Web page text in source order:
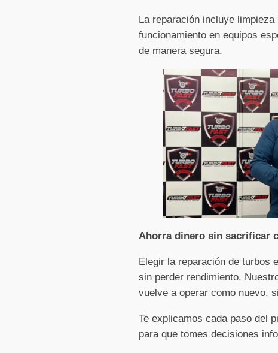
La reparación incluye
funcionamiento en equipos
de manera segura.
Ahorra dinero sin sacrificar
Elegir la reparación de turbos
sin perder rendimiento.
vuelve a operar como nuevo,
Te explicamos cada paso del
para que tomes decisiones